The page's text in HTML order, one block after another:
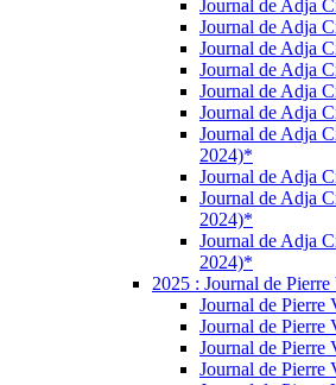
Journal de Adja
Journal de Adja
Journal de Adja
Journal de Adja
Journal de Adja
Journal de Adja
Journal de Adja
2024)*
Journal de Adja
Journal de Adja
2024)*
Journal de Adja
2024)*
2025 : Journal de Pierre
Journal de Pierre
Journal de Pierre
Journal de Pierre
Journal de Pierre